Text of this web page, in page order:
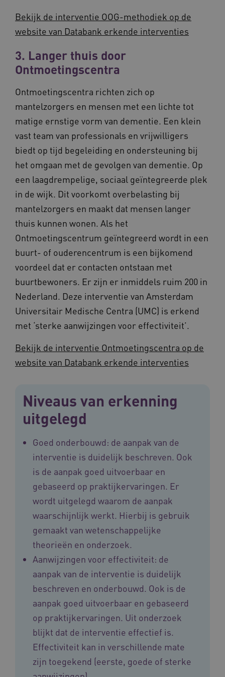
Bekijk de interventie OOG-methodiek op de
website van Databank erkende interventies
3. Langer thuis door
Ontmoetingscentra
Ontmoetingscentra richten zich op
mantelzorgers en mensen met een lichte tot
matige ernstige vorm van dementie. Een klein
vast team van professionals en vrijwilligers
biedt op tijd begeleiding en ondersteuning bij
het omgaan met de gevolgen van dementie. Op
een laagdrempelige, sociaal geïntegreerde plek
in de wijk. Dit voorkomt overbelasting bij
mantelzorgers en maakt dat mensen langer
thuis kunnen wonen. Als het
Ontmoetingscentrum geïntegreerd wordt in een
buurt- of ouderencentrum is een bijkomend
voordeel dat er contacten ontstaan met
buurtbewoners. Er zijn er inmiddels ruim 200 in
Nederland. Deze interventie van Amsterdam
Universitair Medische Centra (UMC) is erkend
met ‘sterke aanwijzingen voor effectiviteit’.
Bekijk de interventie Ontmoetingscentra op de
website van Databank erkende interventies
Niveaus van erkenning
uitgelegd
Goed onderbouwd: de aanpak van de
interventie is duidelijk beschreven. Ook
is de aanpak goed uitvoerbaar en
gebaseerd op praktijkervaringen. Er
wordt uitgelegd waarom de aanpak
waarschijnlijk werkt. Hierbij is gebruik
gemaakt van wetenschappelijke
theorieën en onderzoek.
Aanwijzingen voor effectiviteit: de
aanpak van de interventie is duidelijk
beschreven en onderbouwd. Ook is de
aanpak goed uitvoerbaar en gebaseerd
op praktijkervaringen. Uit onderzoek
blijkt dat de interventie effectief is.
Effectiviteit kan in verschillende mate
zijn toegekend (eerste, goede of sterke
__cf_bm
VISITOR_PRIVACY_METADATA
YouTube
.youtube.com
BCSessionID vilans.blueconic.net
ARRAffinity
Microsoft
Corporation
Corporation
.vilans.nl
www.vilans.nl
FPLC .vilans.nl